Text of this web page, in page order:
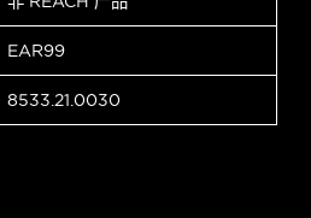
EAR99
8533.21.0030